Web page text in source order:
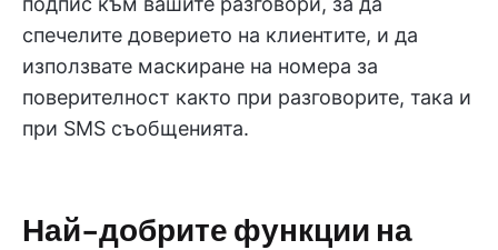
спечелите доверието на клиентите, и да
използвате маскиране на номера за
поверителност както при разговорите, така и
при SMS съобщенията.
Най-добрите функции на